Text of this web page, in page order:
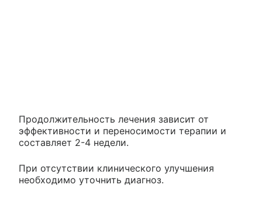
Продолжительность лечения зависит от
эффективности и переносимости терапии и
составляет 2-4 недели.
При отсутствии клинического улучшения
необходимо уточнить диагноз.